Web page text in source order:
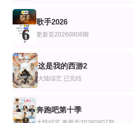
6
歌手2026
更新至20260808期
7
这是我的西游2
大陆综艺 已完结
奔跑吧第十季